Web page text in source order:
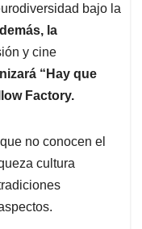
bajo la
la
y cine
“Hay que
Factory.
no conocen el
cultura